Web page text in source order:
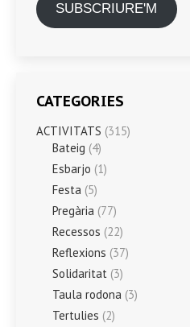
SUBSCRIURE'M
CATEGORIES
ACTIVITATS (315)
Bateig (4)
Esbarjo (1)
Festa (5)
Pregària (77)
Recessos (22)
Reflexions (37)
Solidaritat (3)
Taula rodona (3)
Tertulies (2)